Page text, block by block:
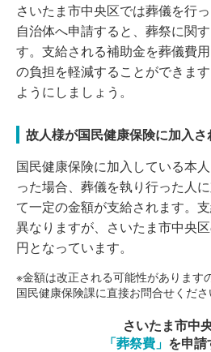
さいたま市中央区では葬儀を行
自治体へ申請すると、葬祭に関
す。支給される補助金を葬儀費
の負担を軽減することができま
ようにしましょう。
故人様が国民健康保険に加入
国民健康保険に加入している本
った場合、葬儀を執り行った人
て一定の金額が支給されます。
異なりますが、さいたま市中央
円となっています。
※金額は改正される可能性があります
国民健康保険課に直接お問合せくださ
さいたま市中
「葬祭費」 を申